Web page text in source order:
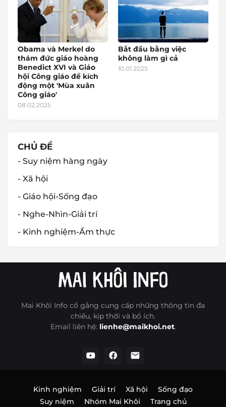
Obama và Merkel do
thám đức giáo hoàng
Benedict XVI và Giáo
hội Công giáo để kích
động một 'Mùa xuân
Công giáo'
08.02.2025
Bắt đầu bằng việc
không làm gì cả
10.01.2025
CHỦ ĐỀ
- Suy niệm hàng ngày
- Xã hội
- Giáo hội-Sống đạo
- Nghe-Nhìn-Giải trí
- Kinh nghiệm-Ẩm thực
Mai Khôi Info cố gắng cung cấp những thông tin đa
chiều, kịp thời và bổ ích.
Email liên hệ: lienhe@maikhoi.net.
Kinh nghiệm Giải trí Xã hội
Sống đạo
Suy niệm
Nhóm Mai Khôi Trang chủ